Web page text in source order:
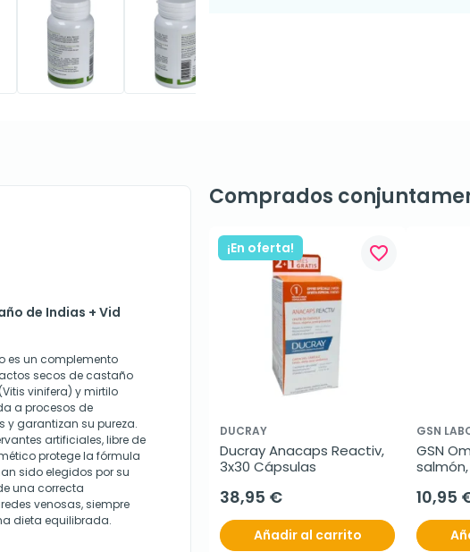
de Indias + Vid
es un complemento
secos de castaño
vinifera) y mirtilo
a procesos de
y garantizan su pureza.
artificiales, libre de
protege la fórmula
sido elegidos por su
una correcta
venosas, siempre
dieta equilibrada.
Comprados
¡En oferta! favorite_border
DUCRAY
Ducray Anacaps Reactiv,
3x30 Cápsulas
38,95 €
Añadir al carrito
GSN
GSN
10,95